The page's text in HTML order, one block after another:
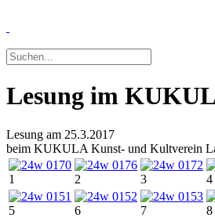
Lesung im
Lesung am 25.3.2017
beim KUKULA Kunst- und Kultverein
1 2 3 4
5 6 7 8